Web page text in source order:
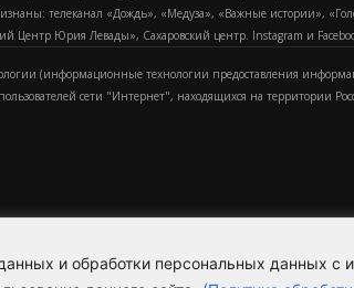
и обработки персональных данных с
телеканал «Дождь», «Медуза», «Важные истории»,
Юрия Левады», Сахаровский центр. Instagram и
(информационные технологии предоставления
сети "Интернет", находящихся на территории
Для справки